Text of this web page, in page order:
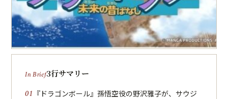
3行サマリー
『ドラゴンボール』孫悟空役の野沢雅子が、サウジ